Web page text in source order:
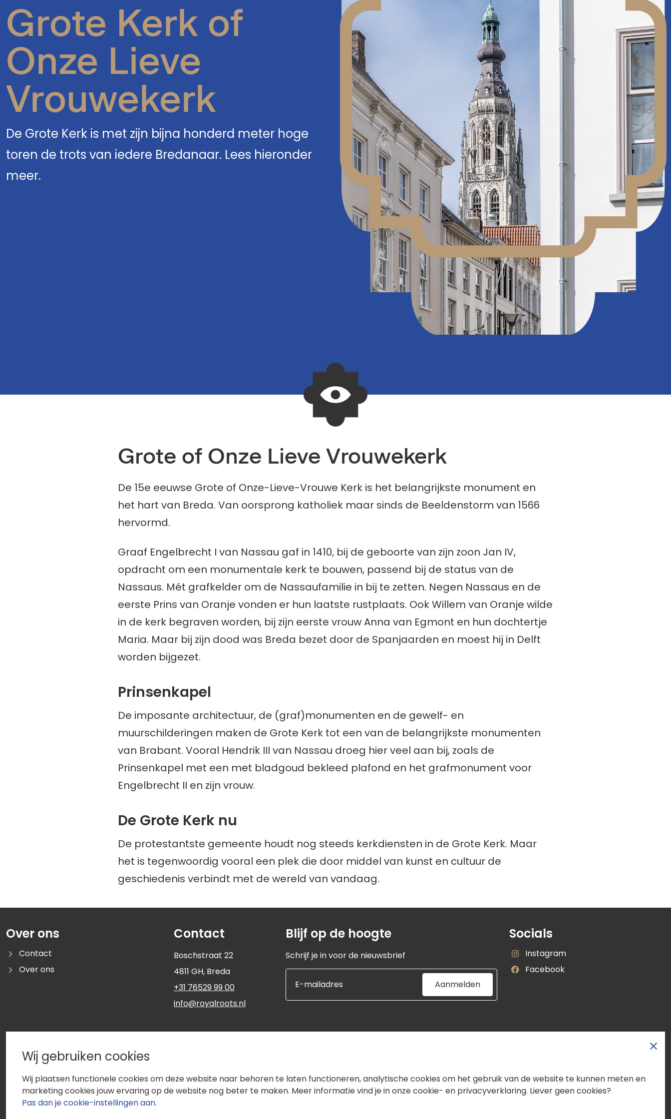
Grote Kerk of
Onze Lieve
Vrouwekerk
De Grote Kerk is met zijn bijna honderd meter hoge
toren de trots van iedere Bredanaar. Lees hieronder
meer.
Grote of Onze Lieve Vrouwekerk
De 15e eeuwse Grote of Onze-Lieve-Vrouwe Kerk is het belangrijkste monument en
het hart van Breda. Van oorsprong katholiek maar sinds de Beeldenstorm van 1566
hervormd.
Graaf Engelbrecht I van Nassau gaf in 1410, bij de geboorte van zijn zoon Jan IV,
opdracht om een monumentale kerk te bouwen, passend bij de status van de
Nassaus. Mét grafkelder om de Nassaufamilie in bij te zetten. Negen Nassaus en de
eerste Prins van Oranje vonden er hun laatste rustplaats. Ook Willem van Oranje wilde
in de kerk begraven worden, bij zijn eerste vrouw Anna van Egmont en hun dochtertje
Maria. Maar bij zijn dood was Breda bezet door de Spanjaarden en moest hij in Delft
worden bijgezet.
Prinsenkapel
De imposante architectuur, de (graf)monumenten en de gewelf- en
muurschilderingen maken de Grote Kerk tot een van de belangrijkste monumenten
van Brabant. Vooral Hendrik III van Nassau droeg hier veel aan bij, zoals de
Prinsenkapel met een met bladgoud bekleed plafond en het grafmonument voor
Engelbrecht II en zijn vrouw.
De Grote Kerk nu
De protestantste gemeente houdt nog steeds kerkdiensten in de Grote Kerk. Maar
het is tegenwoordig vooral een plek die door middel van kunst en cultuur de
geschiedenis verbindt met de wereld van vandaag.
Over ons
Contact
Over ons
Contact
Boschstraat 22
4811 GH, Breda
+31 76529 99 00
info@royalroots.nl
Blijf op de hoogte
Schrijf je in voor de nieuwsbrief
Aanmelden
Socials
RoyalRoots
Op
Instagram
RoyalRoots
Facebook
Wij gebruiken cookies
Wij plaatsen functionele cookies om deze website naar behoren te laten functioneren, analytische cookies om het gebruik van de website te kunnen meten en
marketing cookies jouw ervaring op de website nog beter te maken. Meer informatie vind je in onze cookie- en privacyverklaring. Liever geen cookies?
Pas dan je cookie-instellingen aan.